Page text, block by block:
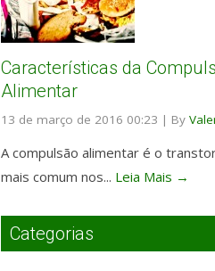
Características da
Alimentar
13 de março de 2016 00:23 | By
A compulsão alimentar é o
mais comum nos... Leia Mais →
Categorias